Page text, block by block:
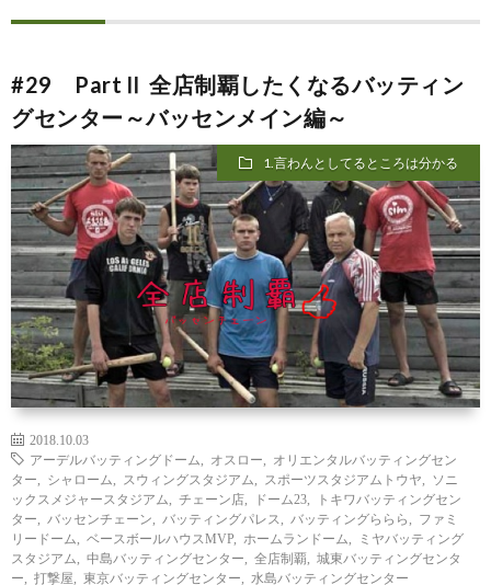
記
事
一
覧
テ
ン
シ
ョ
ン
別
マ
ッ
プ
で
見
お
問
い
合
せ
#29 PartⅡ 全店制覇したくなるバッティン
グセンター～バッセンメイン編～
1.言わんとしてるところは分かる
2018.10.03
アーデルバッティングドーム
オスロー
オリエンタルバッティングセン
ター
シャローム スウィングスタジアム スポーツスタジアムトウヤ
ソニ
ックスメジャースタジアム
チェーン店 ドーム23
トキワバッティングセン
ター
バッセンチェーン バッティングパレス バッティングららら
ファミ
リードーム
ベースボールハウスMVP ホームランドーム
ミヤバッティング
スタジアム
中島バッティングセンター 全店制覇
城東バッティングセンタ
ー
打撃屋 東京バッティングセンター 水島バッティングセンター